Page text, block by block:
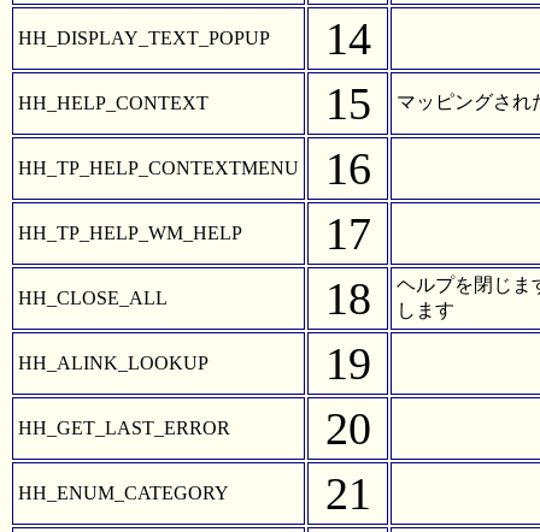
HH_DISPLAY_TEXT_POPUP 14
HH_HELP_CONTEXT 15 マッピングされ
HH_TP_HELP_CONTEXTMENU 16
HH_TP_HELP_WM_HELP 17
HH_CLOSE_ALL 18
ヘルプを閉じま
します
HH_ALINK_LOOKUP 19
HH_GET_LAST_ERROR 20
HH_ENUM_CATEGORY 21